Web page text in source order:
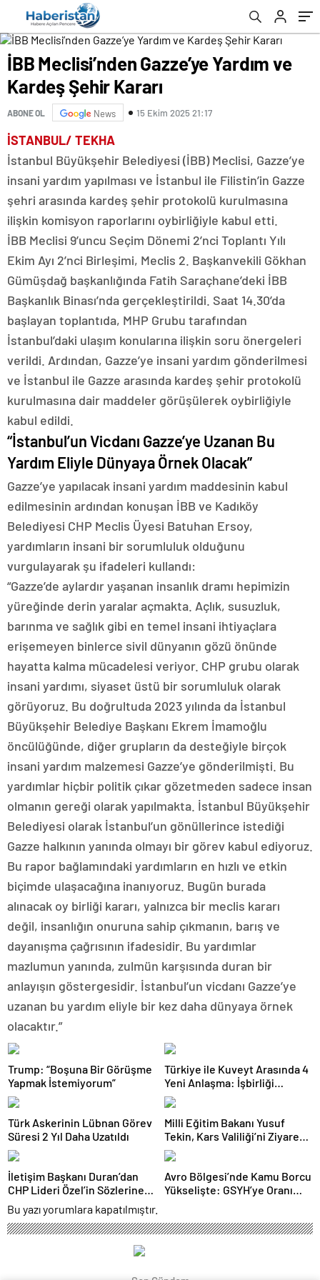
İBB Meclisi’nden Gazze’ye Yardım ve
Kardeş Şehir Kararı
ABONE OL News 15 Ekim 2025 21:17
İSTANBUL/ TEKHA
İstanbul Büyükşehir Belediyesi (İBB) Meclisi, Gazze’ye
insani yardım yapılması ve İstanbul ile Filistin’in Gazze
şehri arasında kardeş şehir protokolü kurulmasına
ilişkin komisyon raporlarını oybirliğiyle kabul etti.
İBB Meclisi 9’uncu Seçim Dönemi 2’nci Toplantı Yılı
Ekim Ayı 2’nci Birleşimi, Meclis 2. Başkanvekili Gökhan
Gümüşdağ başkanlığında Fatih Saraçhane’deki İBB
Başkanlık Binası’nda gerçekleştirildi. Saat 14.30’da
başlayan toplantıda, MHP Grubu tarafından
İstanbul’daki ulaşım konularına ilişkin soru önergeleri
verildi. Ardından, Gazze’ye insani yardım gönderilmesi
ve İstanbul ile Gazze arasında kardeş şehir protokolü
kurulmasına dair maddeler görüşülerek oybirliğiyle
kabul edildi.
“İstanbul’un Vicdanı Gazze’ye Uzanan Bu
Yardım Eliyle Dünyaya Örnek Olacak”
Gazze’ye yapılacak insani yardım maddesinin kabul
edilmesinin ardından konuşan İBB ve Kadıköy
Belediyesi CHP Meclis Üyesi Batuhan Ersoy,
yardımların insani bir sorumluluk olduğunu
vurgulayarak şu ifadeleri kullandı:
“Gazze’de aylardır yaşanan insanlık dramı hepimizin
yüreğinde derin yaralar açmakta. Açlık, susuzluk,
barınma ve sağlık gibi en temel insani ihtiyaçlara
erişemeyen binlerce sivil dünyanın gözü önünde
hayatta kalma mücadelesi veriyor. CHP grubu olarak
insani yardımı, siyaset üstü bir sorumluluk olarak
görüyoruz. Bu doğrultuda 2023 yılında da İstanbul
Büyükşehir Belediye Başkanı Ekrem İmamoğlu
öncülüğünde, diğer grupların da desteğiyle birçok
insani yardım malzemesi Gazze’ye gönderilmişti. Bu
yardımlar hiçbir politik çıkar gözetmeden sadece insan
olmanın gereği olarak yapılmakta. İstanbul Büyükşehir
Belediyesi olarak İstanbul’un gönüllerince istediği
Gazze halkının yanında olmayı bir görev kabul ediyoruz.
Bu rapor bağlamındaki yardımların en hızlı ve etkin
biçimde ulaşacağına inanıyoruz. Bugün burada
alınacak oy birliği kararı, yalnızca bir meclis kararı
değil, insanlığın onuruna sahip çıkmanın, barış ve
dayanışma çağrısının ifadesidir. Bu yardımlar
mazlumun yanında, zulmün karşısında duran bir
anlayışın göstergesidir. İstanbul’un vicdanı Gazze’ye
uzanan bu yardım eliyle bir kez daha dünyaya örnek
olacaktır.”
Trump: “Boşuna Bir Görüşme
Yapmak İstemiyorum”
Türkiye ile Kuveyt Arasında 4
Yeni Anlaşma: İşbirliği
Güçleniyor
Türk Askerinin Lübnan Görev
Süresi 2 Yıl Daha Uzatıldı
Milli Eğitim Bakanı Yusuf
Tekin, Kars Valiliği’ni Ziyaret
Etti
İletişim Başkanı Duran’dan
CHP Lideri Özel’in Sözlerine
Sert Tepki
Avro Bölgesi’nde Kamu Borcu
Yükselişte: GSYH’ye Oranı
Bu yazı yorumlara kapatılmıştır.